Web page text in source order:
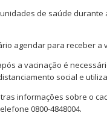
de saúde
agendar para receber a
a vacinação é
social e
informações sobre o
0800-4848004.